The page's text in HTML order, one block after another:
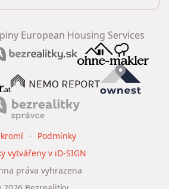
European Housing Services
práva vyhrazena
Podmínky
vytvářeny v iD-SIGN